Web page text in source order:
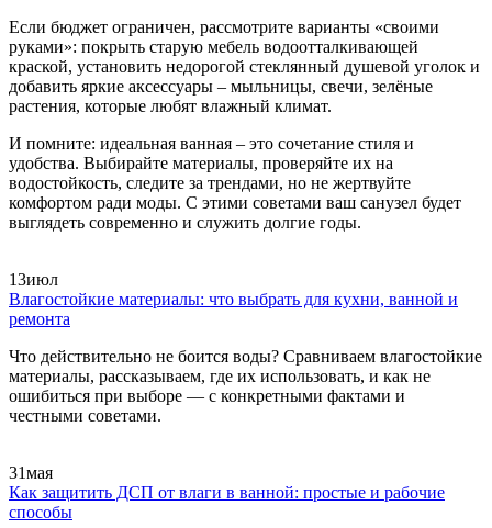
Если бюджет ограничен, рассмотрите варианты «своими
руками»: покрыть старую мебель водоотталкивающей
краской, установить недорогой стеклянный душевой уголок и
добавить яркие аксессуары – мыльницы, свечи, зелёные
растения, которые любят влажный климат.
И помните: идеальная ванная – это сочетание стиля и
удобства. Выбирайте материалы, проверяйте их на
водостойкость, следите за трендами, но не жертвуйте
комфортом ради моды. С этими советами ваш санузел будет
выглядеть современно и служить долгие годы.
13июл
Влагостойкие материалы: что выбрать для кухни, ванной и
ремонта
Что действительно не боится воды? Сравниваем влагостойкие
материалы, рассказываем, где их использовать, и как не
ошибиться при выборе — с конкретными фактами и
честными советами.
31мая
Как защитить ДСП от влаги в ванной: простые и рабочие
способы